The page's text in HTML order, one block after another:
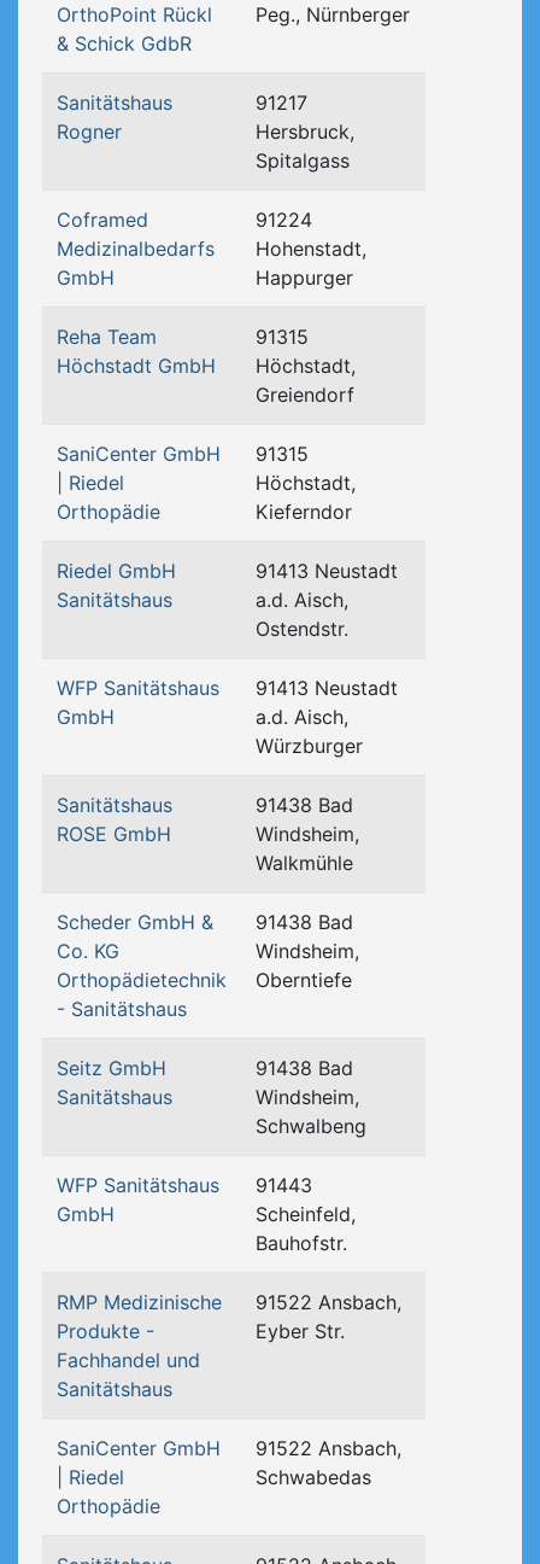
OrthoPoint Rückl
& Schick GdbR
Peg., Nürnberger
Sanitätshaus
Rogner
91217
Hersbruck,
Spitalgass
Coframed
Medizinalbedarfs
GmbH
91224
Hohenstadt,
Happurger
Reha Team
Höchstadt GmbH
91315
Höchstadt,
Greiendorf
SaniCenter GmbH
| Riedel
Orthopädie
91315
Höchstadt,
Kieferndor
Riedel GmbH
Sanitätshaus
91413 Neustadt
a.d. Aisch,
Ostendstr.
WFP Sanitätshaus
GmbH
91413 Neustadt
a.d. Aisch,
Würzburger
Sanitätshaus
ROSE GmbH
91438 Bad
Windsheim,
Walkmühle
Scheder GmbH &
Co. KG
Orthopädietechnik
- Sanitätshaus
91438 Bad
Windsheim,
Oberntiefe
Seitz GmbH
Sanitätshaus
91438 Bad
Windsheim,
Schwalbeng
WFP Sanitätshaus
GmbH
91443
Scheinfeld,
Bauhofstr.
RMP Medizinische
Produkte -
Fachhandel und
Sanitätshaus
91522 Ansbach,
Eyber Str.
SaniCenter GmbH
| Riedel
Orthopädie
91522 Ansbach,
Schwabedas